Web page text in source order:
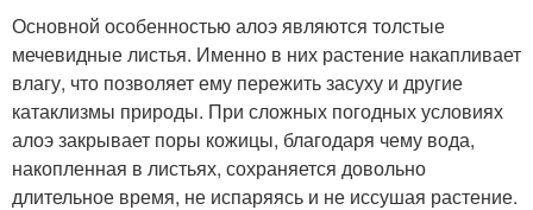
Основной особенностью алоэ являются толстые
мечевидные листья. Именно в них растение накапливает
влагу, что позволяет ему пережить засуху и другие
катаклизмы природы. При сложных погодных условиях
алоэ закрывает поры кожицы, благодаря чему вода,
накопленная в листьях, сохраняется довольно
длительное время, не испаряясь и не иссушая растение.